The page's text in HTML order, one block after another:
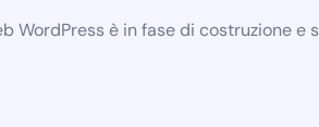
WordPress è in fase di costruzione e